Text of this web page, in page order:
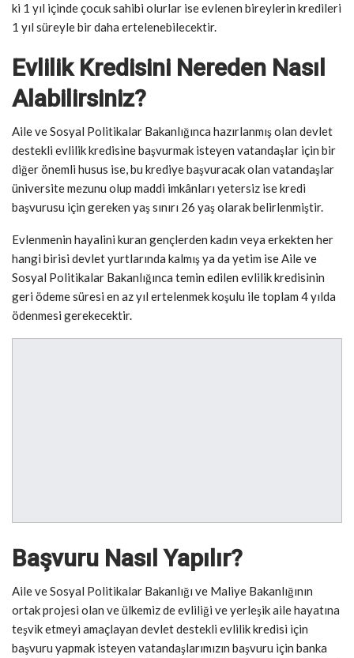
ki 1 yıl içinde çocuk sahibi olurlar ise evlenen bireylerin kredileri
1 yıl süreyle bir daha ertelenebilecektir.
Evlilik Kredisini Nereden Nasıl
Alabilirsiniz?
Aile ve Sosyal Politikalar Bakanlığınca hazırlanmış olan devlet
destekli evlilik kredisine başvurmak isteyen vatandaşlar için bir
diğer önemli husus ise, bu krediye başvuracak olan vatandaşlar
üniversite mezunu olup maddi imkânları yetersiz ise kredi
başvurusu için gereken yaş sınırı 26 yaş olarak belirlenmiştir.
Evlenmenin hayalini kuran gençlerden kadın veya erkekten her
hangi birisi devlet yurtlarında kalmış ya da yetim ise Aile ve
Sosyal Politikalar Bakanlığınca temin edilen evlilik kredisinin
geri ödeme süresi en az yıl ertelenmek koşulu ile toplam 4 yılda
ödenmesi gerekecektir.
Başvuru Nasıl Yapılır?
Aile ve Sosyal Politikalar Bakanlığı ve Maliye Bakanlığının
ortak projesi olan ve ülkemiz de evliliği ve yerleşik aile hayatına
teşvik etmeyi amaçlayan devlet destekli evlilik kredisi için
başvuru yapmak isteyen vatandaşlarımızın başvuru için banka